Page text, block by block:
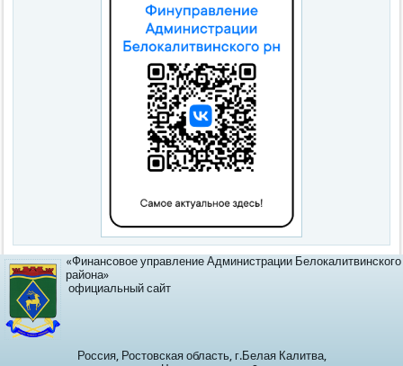
«Финансовое управление Администрации Белокалитвинского
района»
официальный сайт
Россия, Ростовская область, г.Белая Калитва,